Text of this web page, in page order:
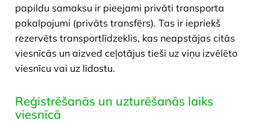
papildu samaksu ir pieejami privāti transporta
pakalpojumi (privāts transfērs). Tas ir iepriekš
rezervēts transportlīdzeklis, kas neapstājas citās
viesnīcās un aizved ceļotājus tieši uz viņu izvēlēto
viesnīcu vai uz lidostu.
Reģistrēšanās un uzturēšanās laiks
viesnīcā